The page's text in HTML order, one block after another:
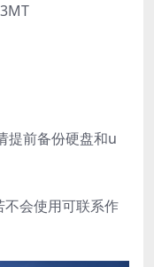
提前备份硬盘和u
会使用可联系作